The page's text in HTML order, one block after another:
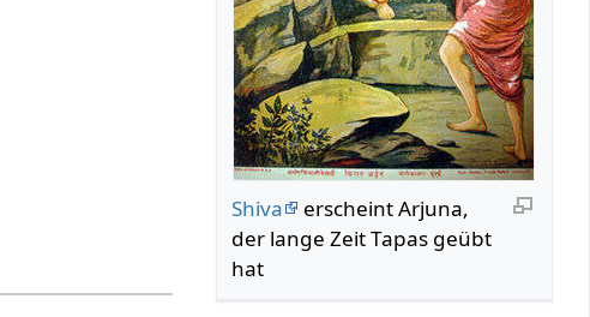
Shiva
erscheint Arjuna,
der lange Zeit Tapas geübt
hat